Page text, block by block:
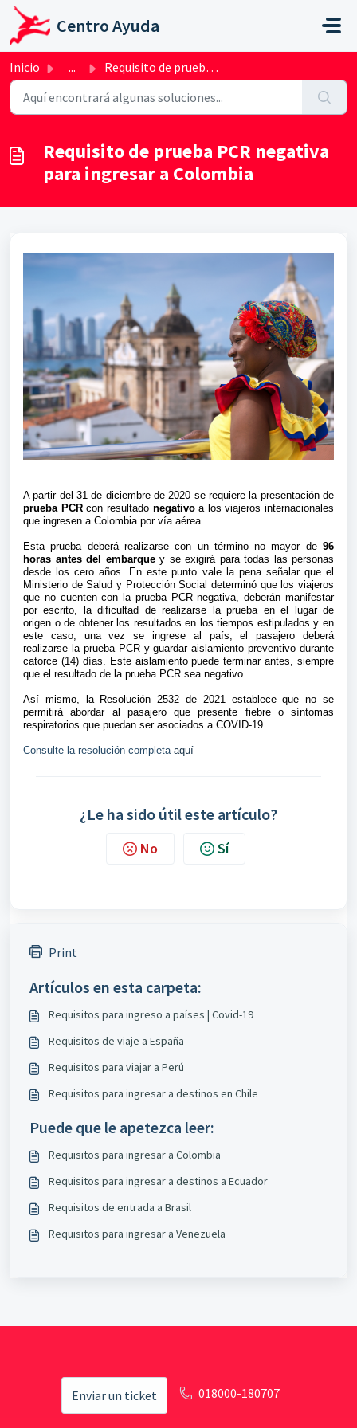
Saltar al contenido principal
Centro Ayuda
Inicio ... Requisito de prueba PCR negativa para ingresar a Colombia
Requisito de prueba PCR negativa
para ingresar a Colombia
A partir del 31 de diciembre de 2020 se requiere la presentación de
prueba PCRcon resultado negativoa los viajeros internacionales
que ingresen a Colombia por vía aérea.
Esta prueba deberá realizarse con un término no mayor de 96
horas antes del embarquey se exigirá para todas las personas
desde los cero años. En este punto vale la pena señalar que el
Ministerio de Salud y Protección Social determinó que los viajeros
que no cuenten con la prueba PCR negativa, deberán manifestar
por escrito, la dificultad de realizarse la prueba en el lugar de
origen o de obtener los resultados en los tiempos estipulados y en
este caso, una vez se ingrese al país, el pasajero deberá
realizarse la prueba PCR y guardar aislamiento preventivo durante
catorce (14) días. Este aislamiento puede terminar antes, siempre
que el resultado de la prueba PCR sea negativo.
Así mismo, la Resolución 2532 de 2021 establece que no se
permitirá abordar al pasajero que presente fiebre o síntomas
respiratorios que puedan ser asociados a COVID-19.
Consulte la resolución completa aquí
¿Le ha sido útil este artículo?
No Sí
Print
Artículos en esta carpeta:
Requisitos para ingreso a países | Covid-19
Requisitos de viaje a España
Requisitos para viajar a Perú
Requisitos para ingresar a destinos en Chile
Puede que le apetezca leer:
Requisitos para ingresar a Colombia
Requisitos para ingresar a destinos a Ecuador
Requisitos de entrada a Brasil
Requisitos para ingresar a Venezuela
Enviar un ticket 018000-180707